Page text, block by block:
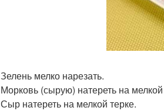
Зелень мелко нарезать.
Морковь (сырую) натереть на мелкой
Сыр натереть на мелкой терке.